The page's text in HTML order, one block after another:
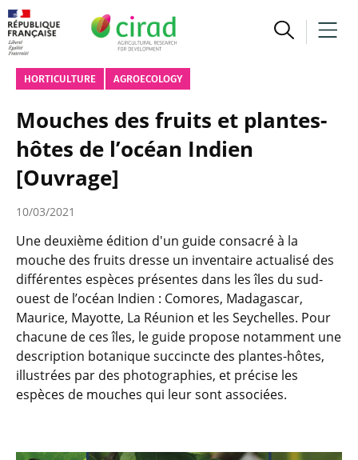
HORTICULTURE AGROECOLOGY
Mouches des fruits et plantes-
hôtes de l’océan Indien
[Ouvrage]
10/03/2021
Une deuxième édition d'un guide consacré à la
mouche des fruits dresse un inventaire actualisé des
différentes espèces présentes dans les îles du sud-
ouest de l’océan Indien : Comores, Madagascar,
Maurice, Mayotte, La Réunion et les Seychelles. Pour
chacune de ces îles, le guide propose notamment une
description botanique succincte des plantes-hôtes,
illustrées par des photographies, et précise les
espèces de mouches qui leur sont associées.